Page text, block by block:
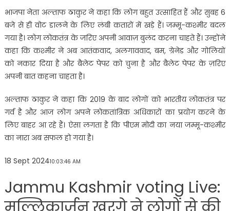
भाजपा नेता अल्ताफ ठाकुर ने कहा कि लोग बहुत उत्साहित हैं और सुबह 6
बजे से ही वोट डालने के लिए लंबी कतारों में खड़े हैं। जम्मू-कश्मीर बदल
गया है। लोग लोकतंत्र के जरिए अपनी आवाज़ बुलंद करना चाहते हैं। उन्होंने
कहा कि कश्मीर ने अब आतंकवाद, अलगाववाद, बम, ग्रेनेड और गोलियों
को नकार दिया है और बैलेट पेपर को चुना है और बैलेट पेपर के ज़रिए
अपनी बात कहना चाहता है।
अल्ताफ ठाकुर ने कहा कि 2019 के बाद लोगों को भारतीय लोकतंत्र पर
गर्व है और आज लोग अपने लोकतांत्रिक अधिकारों का प्रयोग करने के
लिए बाहर आ रहे हैं। ऐसा लगता है कि पीएम मोदी का नया जम्मू-कश्मीर
का नारा अब सफल हो गया है।
18 Sept 202410:03:46 AM
Jammu Kashmir voting Live: